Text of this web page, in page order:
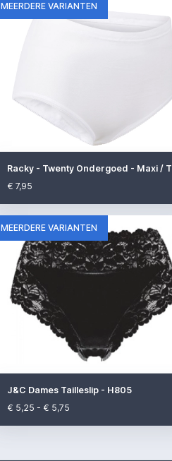
MEERDERE VARIANTEN
€ 7,95
MEERDERE VARIANTEN
J&C Dames Tailleslip - H805
€ 5,25 - € 5,75